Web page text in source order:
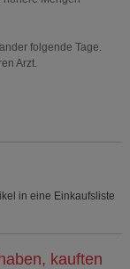
folgende Tage.
Arzt.
in eine Einkaufsliste
kauften